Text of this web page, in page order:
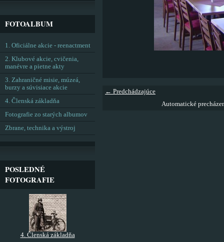
← Predchádzajúce
Automatické
FOTOALBUM
1. Oficiálne akcie - reenactment
2. Klubové akcie, cvičenia,
manévre a pietne akty
3. Zahraničné misie, múzeá,
burzy a súvisiace akcie
4. Členská základňa
Fotografie zo starých albumov
Zbrane, technika a výstroj
POSLEDNÉ
FOTOGRAFIE
4. Členská základňa